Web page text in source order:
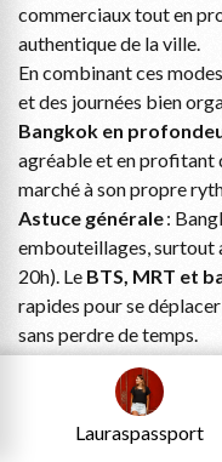
Lauraspassport
commerciaux tout en
authentique de la ville.
En combinant ces
et des journées bien
Bangkok en
agréable et en profitant
marché à son propre
Astuce générale:
embouteillages, surtout
20h). Le BTS, MRT et
rapides pour se
sans perdre de temps.
Et pour te déplacer vers
passer par 12go, que je
Asie, je passe très